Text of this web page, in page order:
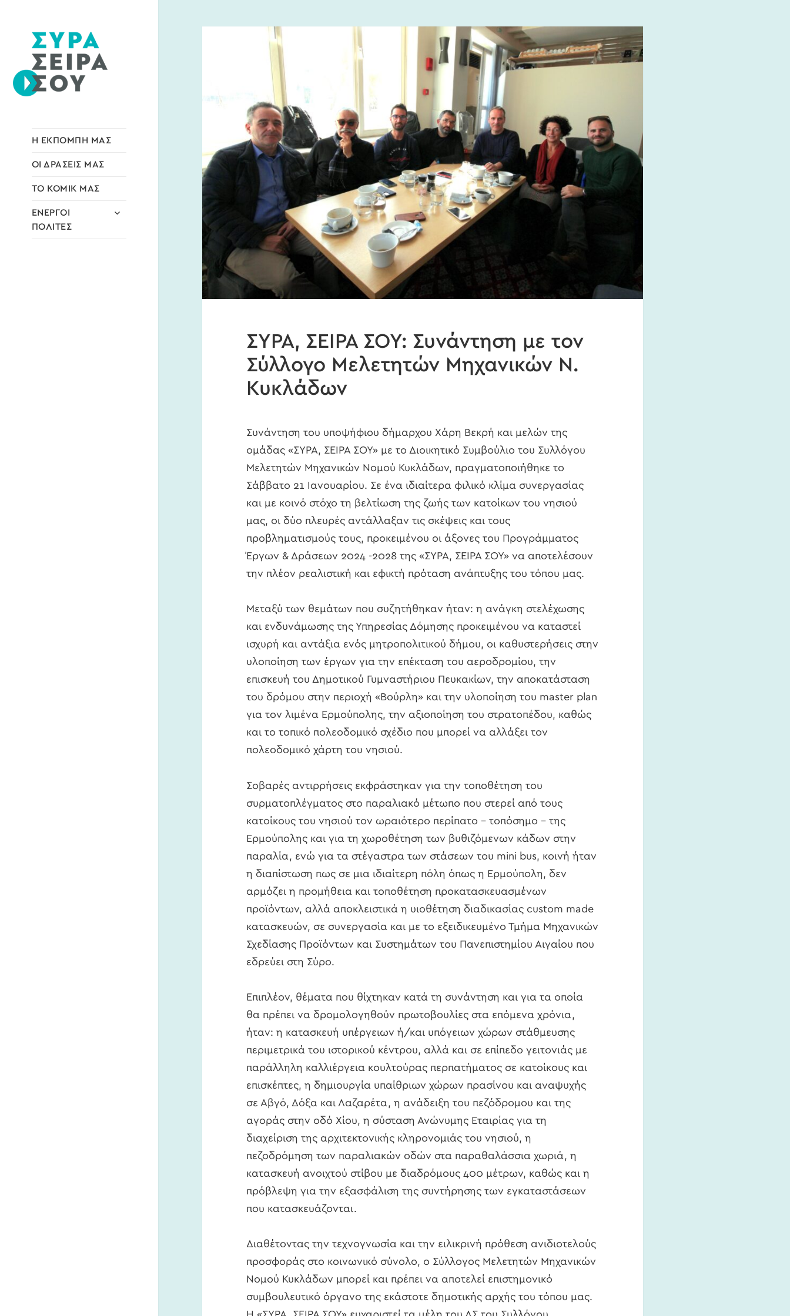
ΣουΗ ΕΚΠΟΜΠΗ ΜΑΣ
ΟΙ ΔΡΑΣΕΙΣ ΜΑΣ
ΤΟ ΚΟΜΙΚ ΜΑΣ
ΕΝΕΡΓΟΙ
ΠΟΛΙΤΕΣ
επέκταση
ΣΥΡΑ, ΣΕΙΡΑ ΣΟΥ: Συνάντηση με τον
Σύλλογο Μελετητών Μηχανικών Ν.
Κυκλάδων
Συνάντηση του υποψήφιου δήμαρχου Χάρη Βεκρή και μελών της
ομάδας «ΣΥΡΑ, ΣΕΙΡΑ ΣΟΥ» με το Διοικητικό Συμβούλιο του Συλλόγου
Μελετητών Μηχανικών Νομού Κυκλάδων, πραγματοποιήθηκε το
Σάββατο 21 Ιανουαρίου. Σε ένα ιδιαίτερα φιλικό κλίμα συνεργασίας
και με κοινό στόχο τη βελτίωση της ζωής των κατοίκων του νησιού
μας, οι δύο πλευρές αντάλλαξαν τις σκέψεις και τους
προβληματισμούς τους, προκειμένου οι άξονες του Προγράμματος
Έργων & Δράσεων 2024 -2028 της «ΣΥΡΑ, ΣΕΙΡΑ ΣΟΥ» να αποτελέσουν
την πλέον ρεαλιστική και εφικτή πρόταση ανάπτυξης του τόπου μας.
Μεταξύ των θεμάτων που συζητήθηκαν ήταν: η ανάγκη στελέχωσης
και ενδυνάμωσης της Υπηρεσίας Δόμησης προκειμένου να καταστεί
ισχυρή και αντάξια ενός μητροπολιτικού δήμου, οι καθυστερήσεις στην
υλοποίηση των έργων για την επέκταση του αεροδρομίου, την
επισκευή του Δημοτικού Γυμναστήριου Πευκακίων, την αποκατάσταση
του δρόμου στην περιοχή «Βούρλη» και την υλοποίηση του master plan
για τον λιμένα Ερμούπολης, την αξιοποίηση του στρατοπέδου, καθώς
και το τοπικό πολεοδομικό σχέδιο που μπορεί να αλλάξει τον
πολεοδομικό χάρτη του νησιού.
Σοβαρές αντιρρήσεις εκφράστηκαν για την τοποθέτηση του
συρματοπλέγματος στο παραλιακό μέτωπο που στερεί από τους
κατοίκους του νησιού τον ωραιότερο περίπατο – τοπόσημο – της
Ερμούπολης και για τη χωροθέτηση των βυθιζόμενων κάδων στην
παραλία, ενώ για τα στέγαστρα των στάσεων του mini bus, κοινή ήταν
η διαπίστωση πως σε μια ιδιαίτερη πόλη όπως η Ερμούπολη, δεν
αρμόζει η προμήθεια και τοποθέτηση προκατασκευασμένων
προϊόντων, αλλά αποκλειστικά η υιοθέτηση διαδικασίας custom made
κατασκευών, σε συνεργασία και με το εξειδικευμένο Τμήμα Μηχανικών
Σχεδίασης Προϊόντων και Συστημάτων του Πανεπιστημίου Αιγαίου που
εδρεύει στη Σύρο.
Επιπλέον, θέματα που θίχτηκαν κατά τη συνάντηση και για τα οποία
θα πρέπει να δρομολογηθούν πρωτοβουλίες στα επόμενα χρόνια,
ήταν: η κατασκευή υπέργειων ή/και υπόγειων χώρων στάθμευσης
περιμετρικά του ιστορικού κέντρου, αλλά και σε επίπεδο γειτονιάς με
παράλληλη καλλιέργεια κουλτούρας περπατήματος σε κατοίκους και
επισκέπτες, η δημιουργία υπαίθριων χώρων πρασίνου και αναψυχής
σε Αβγό, Δόξα και Λαζαρέτα, η ανάδειξη του πεζόδρομου και της
αγοράς στην οδό Χίου, η σύσταση Ανώνυμης Εταιρίας για τη
διαχείριση της αρχιτεκτονικής κληρονομιάς του νησιού, η
πεζοδρόμηση των παραλιακών οδών στα παραθαλάσσια χωριά, η
κατασκευή ανοιχτού στίβου με διαδρόμους 400 μέτρων, καθώς και η
πρόβλεψη για την εξασφάλιση της συντήρησης των εγκαταστάσεων
που κατασκευάζονται.
Διαθέτοντας την τεχνογνωσία και την ειλικρινή πρόθεση ανιδιοτελούς
προσφοράς στο κοινωνικό σύνολο, ο Σύλλογος Μελετητών Μηχανικών
Νομού Κυκλάδων μπορεί και πρέπει να αποτελεί επιστημονικό
συμβουλευτικό όργανο της εκάστοτε δημοτικής αρχής του τόπου μας.